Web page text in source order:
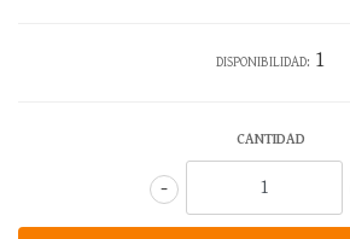
DISPONIBILIDAD: 1
CANTIDAD
-